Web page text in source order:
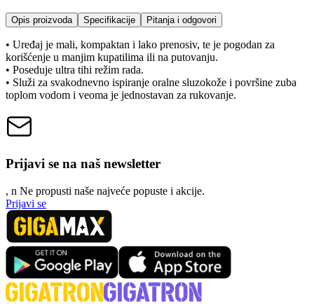
Opis proizvoda Specifikacije Pitanja i odgovori
• Uređaj je mali, kompaktan i lako prenosiv, te je pogodan za
korišćenje u manjim kupatilima ili na putovanju.
• Poseduje ultra tihi režim rada.
• Služi za svakodnevno ispiranje oralne sluzokože i površine zuba
toplom vodom i veoma je jednostavan za rukovanje.
Prijavi se na naš newsletter
, n Ne propusti naše najveće popuste i akcije.
Prijavi se